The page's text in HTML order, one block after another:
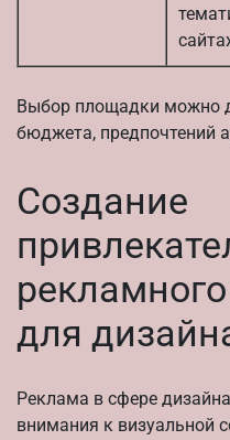
Выбор площадки можно
бюджета, предпочтений
Создание
для
Реклама в сфере
внимания к визуальной